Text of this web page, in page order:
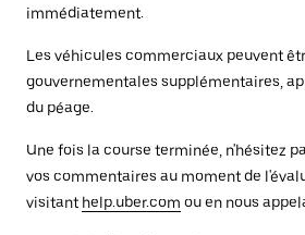
immédiatement.
Les véhicules commerciaux peuvent
gouvernementales supplémentaires,
du péage.
Une fois la course terminée, n'hésitez
vos commentaires au moment de
visitant help.uber.com ou en nous